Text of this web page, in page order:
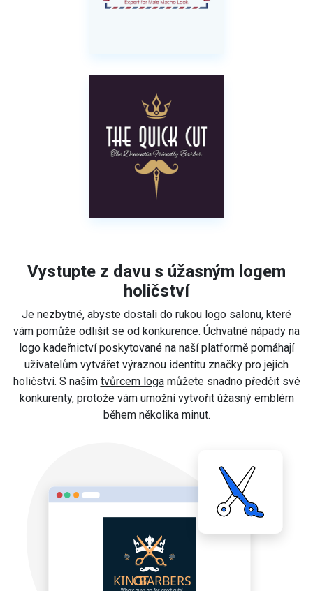
Vystupte z davu s úžasným logem
holičství
Je nezbytné, abyste dostali do rukou logo salonu, které
vám pomůže odlišit se od konkurence. Úchvatné nápady na
logo kadeřnictví poskytované na naší platformě pomáhají
uživatelům vytvářet výraznou identitu značky pro jejich
holičství. S naším tvůrcem logamůžete snadno předčit své
konkurenty, protože vám umožní vytvořit úžasný emblém
během několika minut.